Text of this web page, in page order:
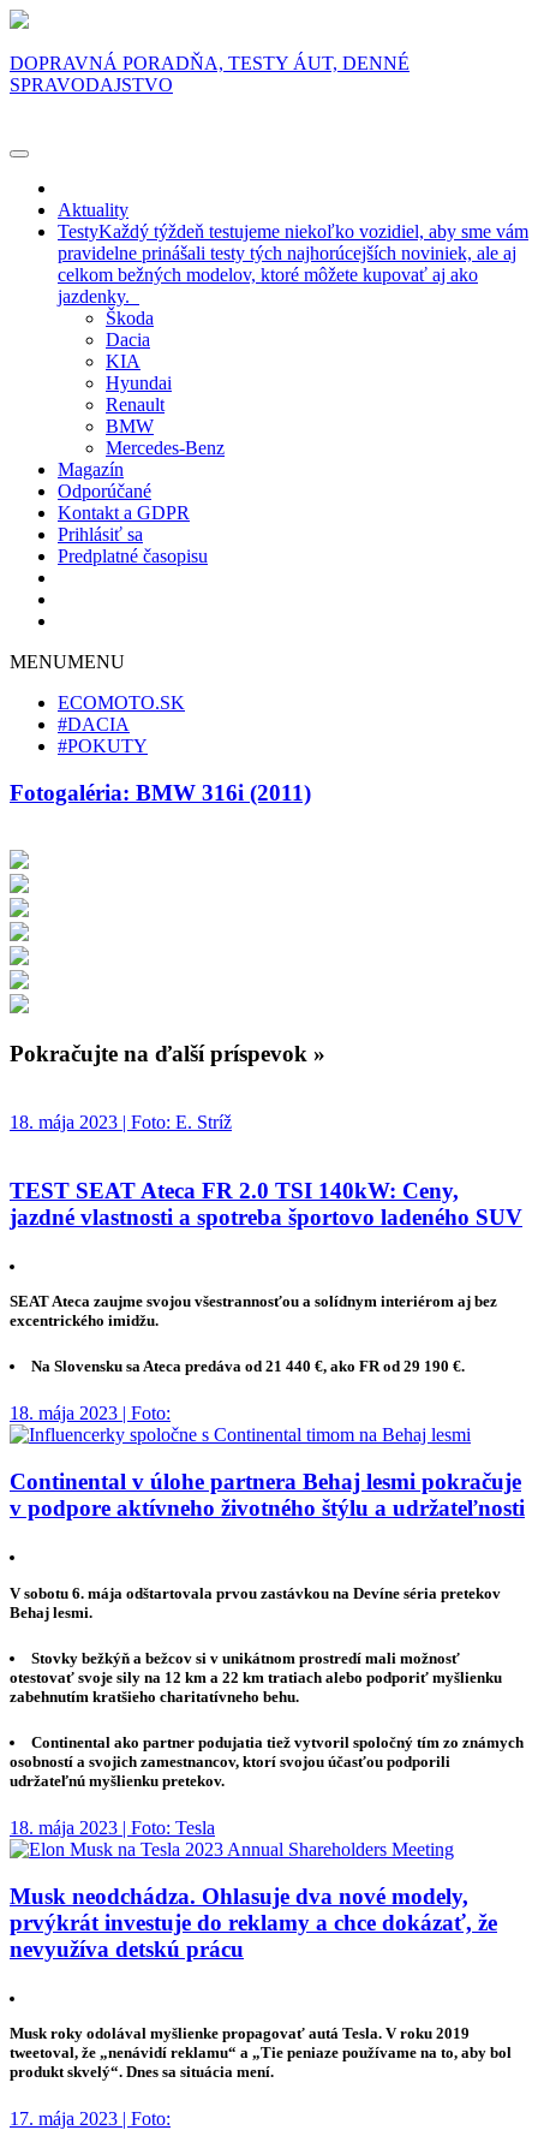
DOPRAVNÁ PORADŇA, TESTY ÁUT, DENNÉ
SPRAVODAJSTVO
Aktuality
TestyKaždý týždeň testujeme niekoľko vozidiel, aby sme vám
pravidelne prinášali testy tých najhorúcejších noviniek, ale aj
celkom bežných modelov, ktoré môžete kupovať aj ako
jazdenky.
Škoda
Dacia
KIA
Hyundai
Renault
BMW
Mercedes-Benz
Magazín
Odporúčané
Kontakt a GDPR
Prihlásiť sa
Predplatné časopisu
MENUMENU
ECOMOTO.SK
#DACIA
#POKUTY
Fotogaléria: BMW 316i (2011)
Pokračujte na ďalší príspevok »
18. mája 2023 | Foto: E. Stríž
TEST SEAT Ateca FR 2.0 TSI 140kW: Ceny,
jazdné vlastnosti a spotreba športovo ladeného SUV
SEAT Ateca zaujme svojou všestrannosťou a solídnym interiérom aj bez
excentrického imidžu.
Na Slovensku sa Ateca predáva od 21 440 €, ako FR od 29 190 €.
18. mája 2023 | Foto:
Continental v úlohe partnera Behaj lesmi pokračuje
v podpore aktívneho životného štýlu a udržateľnosti
V sobotu 6. mája odštartovala prvou zastávkou na Devíne séria pretekov
Behaj lesmi.
Stovky bežkýň a bežcov si v unikátnom prostredí mali možnosť
otestovať svoje sily na 12 km a 22 km tratiach alebo podporiť myšlienku
zabehnutím kratšieho charitatívneho behu.
Continental ako partner podujatia tiež vytvoril spoločný tím zo známych
osobností a svojich zamestnancov, ktorí svojou účasťou podporili
udržateľnú myšlienku pretekov.
18. mája 2023 | Foto: Tesla
Musk neodchádza. Ohlasuje dva nové modely,
prvýkrát investuje do reklamy a chce dokázať, že
nevyužíva detskú prácu
Musk roky odolával myšlienke propagovať autá Tesla. V roku 2019
tweetoval, že „nenávidí reklamu“ a „Tie peniaze používame na to, aby bol
produkt skvelý“. Dnes sa situácia mení.
17. mája 2023 | Foto: